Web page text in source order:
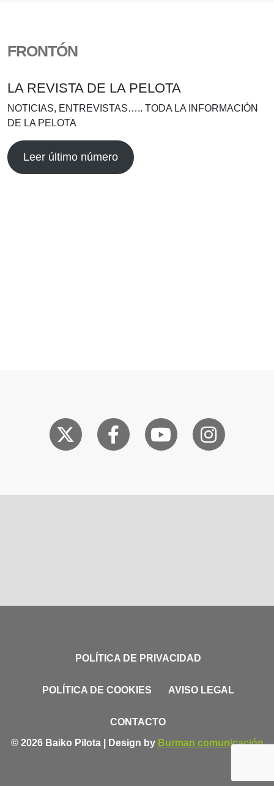
FRONTÓN
LA REVISTA DE LA PELOTA
NOTICIAS, ENTREVISTAS….. TODA LA INFORMACIÓN
DE LA PELOTA
Leer último número
POLÍTICA DE PRIVACIDAD
POLÍTICA DE COOKIES AVISO LEGAL
CONTACTO
© 2026 Baiko Pilota | Design by Burman comunicación